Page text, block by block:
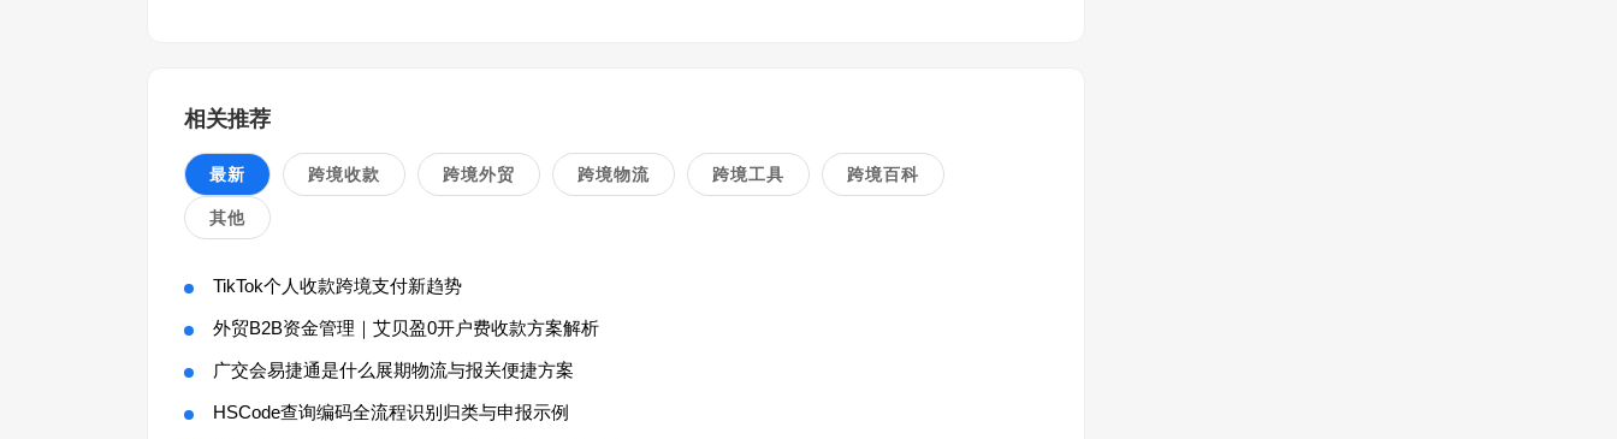
相关推荐
最新 跨境收款 跨境外贸 跨境物流 跨境工具 跨境百科
其他
TikTok个人收款跨境支付新趋势
外贸B2B资金管理｜艾贝盈0开户费收款方案解析
广交会易捷通是什么展期物流与报关便捷方案
HSCode查询编码全流程识别归类与申报示例